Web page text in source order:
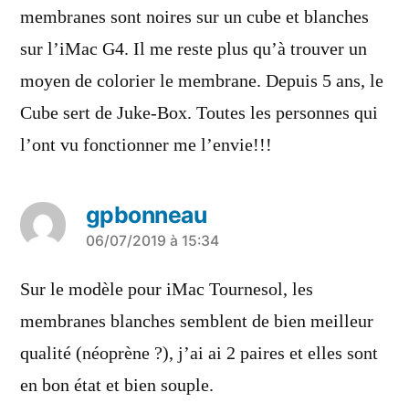
membranes sont noires sur un cube et blanches
sur l’iMac G4. Il me reste plus qu’à trouver un
moyen de colorier le membrane. Depuis 5 ans, le
Cube sert de Juke-Box. Toutes les personnes qui
l’ont vu fonctionner me l’envie!!!
gpbonneau
a
dit :
06/07/2019 à 15:34
Sur le modèle pour iMac Tournesol, les
membranes blanches semblent de bien meilleur
qualité (néoprène ?), j’ai ai 2 paires et elles sont
en bon état et bien souple.